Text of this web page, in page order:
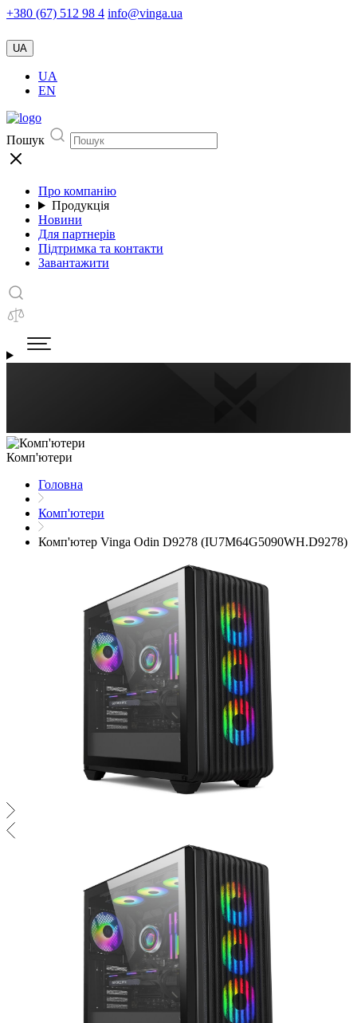
+380 (67) 512 98 4 info@vinga.ua
UA
UA
EN
Пошук
Про компанію
Продукція
Новини
Для партнерів
Підтримка та контакти
Завантажити
Комп'ютери
Головна
Комп'ютери
Комп'ютер Vinga Odin D9278 (IU7M64G5090WH.D9278)